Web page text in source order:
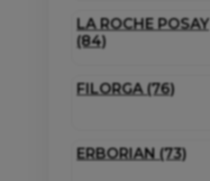
LA ROCHE POSAY
(84)
FILORGA (76)
ERBORIAN (73)